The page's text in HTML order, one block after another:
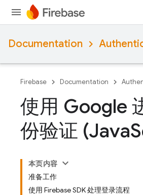
Documentation
Firebase Documentation
使用 Google
份验证 (Java
本页内容
准备工作
使用 Firebase SDK 处理登录流程